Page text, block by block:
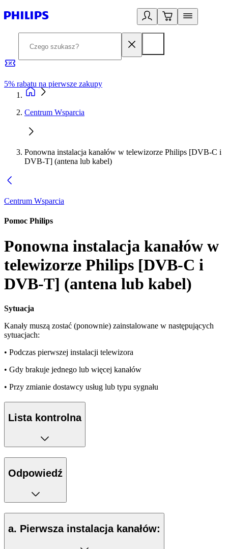
5% rabatu na pierwsze zakupy
Centrum Wsparcia
Ponowna instalacja kanałów w telewizorze Philips [DVB-C i
DVB-T] (antena lub kabel)
Centrum Wsparcia
Pomoc Philips
Ponowna instalacja kanałów w
telewizorze Philips [DVB-C i
DVB-T] (antena lub kabel)
Sytuacja
Kanały muszą zostać (ponownie) zainstalowane w następujących
sytuacjach:
• Podczas pierwszej instalacji telewizora
• Gdy brakuje jednego lub więcej kanałów
• Przy zmianie dostawcy usług lub typu sygnału
Lista kontrolna
Odpowiedź
a. Pierwsza instalacja kanałów: